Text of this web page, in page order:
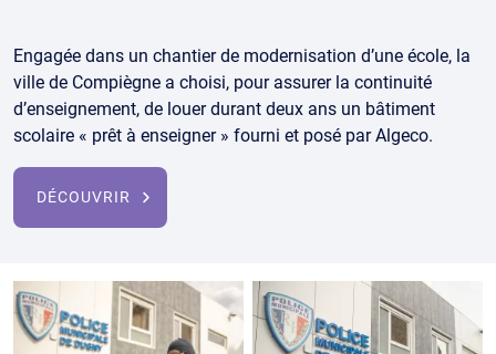
Engagée dans un chantier de modernisation d’une école, la
ville de Compiègne a choisi, pour assurer la continuité
d’enseignement, de louer durant deux ans un bâtiment
scolaire « prêt à enseigner » fourni et posé par Algeco.
DÉCOUVRIR